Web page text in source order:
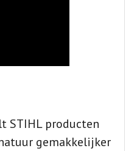
STIHL producten
gemakkelijker